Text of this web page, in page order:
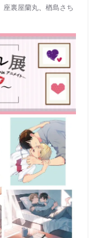
座裏屋蘭丸、 楢島さち